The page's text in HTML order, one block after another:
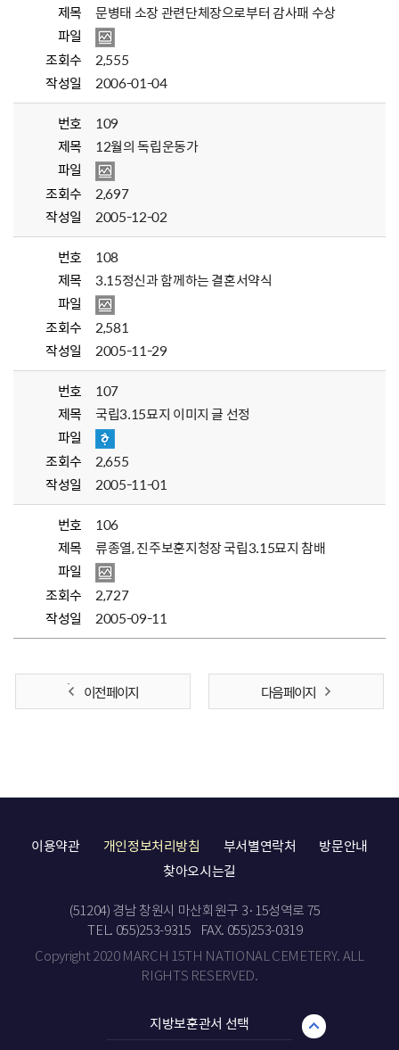
제목
문병태 소장 관련단체장으로부터 감사패 수상
파일
조회수
2,555
작성일
2006-01-04
번호
109
제목
12월의 독립운동가
파일
조회수
2,697
작성일
2005-12-02
번호
108
제목
3.15정신과 함께하는 결혼서약식
파일
조회수
2,581
작성일
2005-11-29
번호
107
제목
국립3.15묘지 이미지 글 선정
파일
조회수
2,655
작성일
2005-11-01
번호
106
제목
류종열, 진주보훈지청장 국립3.15묘지 참배
파일
조회수
2,727
작성일
2005-09-11
이전 페이지 다음 페이지
이용약관 개인정보처리방침 부서별연락처
방문안내
찾아오시는길
(51204) 경남 창원시 마산회원구 3·15성역로 75
TEL. 055)253-9315
FAX. 055)253-0319
Copyright 2020 MARCH 15TH NATIONAL CEMETERY. ALL
RIGHTS RESERVED.
지방보훈관서 선택